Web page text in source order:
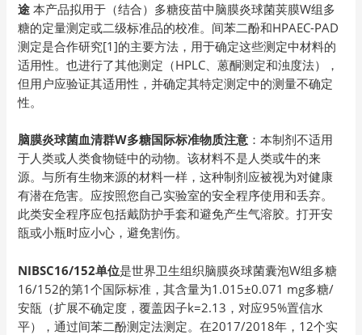
途 本产品拟用于（结合）多糖疫苗中脑膜炎球菌荚膜W组多
糖的定量测定或二级标准品的校准。间苯二酚和HPAEC-PAD
测定是合作研究[1]的主要方法，用于确定这些测定中材料的
适用性。也进行了其他测定（HPLC、蒽酮测定和浊度法），
但用户应验证其适用性，并确定其特定测定中的测量不确定
性。
脑膜炎球菌血清群W多糖国际标准物质注意 ：本制剂不适用
于人类或人类食物链中的动物。该材料不是人类或牛的来
源。与所有生物来源的材料一样，这种制剂应被视为对健康
有潜在危害。应按照您自己实验室的安全程序使用和丢弃。
此类安全程序应包括戴防护手套和避免产生气溶胶。打开安
瓿或小瓶时应小心，避免割伤。
NIBSC16/152单位是世界卫生组织脑膜炎球菌囊泡W组多糖
16/152的第1个国际标准，其含量为1.015±0.071 mg多糖/
安瓿（扩展不确定度，覆盖因子k=2.13，对应95%置信水
平），通过间苯二酚测定法测定。在2017/2018年，12个实